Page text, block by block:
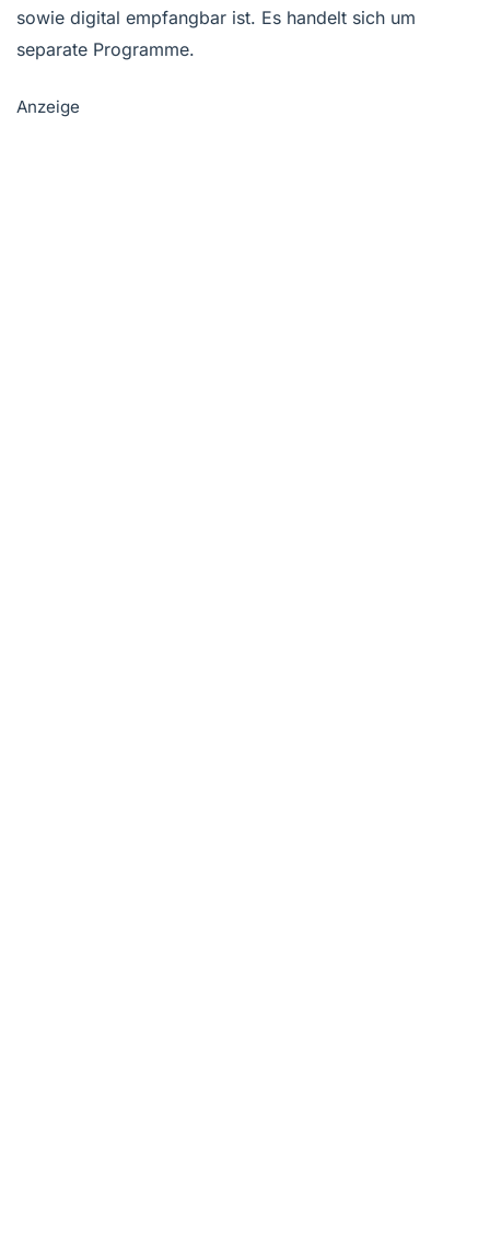
sowie digital empfangbar ist. Es handelt sich um
separate Programme.
Anzeige